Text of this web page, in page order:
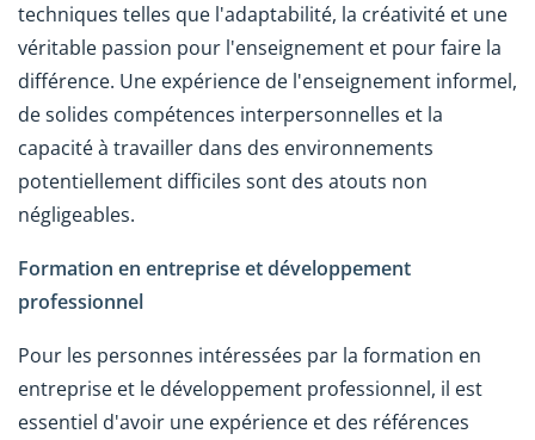
techniques telles que l'adaptabilité, la créativité et une
véritable passion pour l'enseignement et pour faire la
différence. Une expérience de l'enseignement informel,
de solides compétences interpersonnelles et la
capacité à travailler dans des environnements
potentiellement difficiles sont des atouts non
négligeables.
Formation en entreprise et développement
professionnel
Pour les personnes intéressées par la formation en
entreprise et le développement professionnel, il est
essentiel d'avoir une expérience et des références